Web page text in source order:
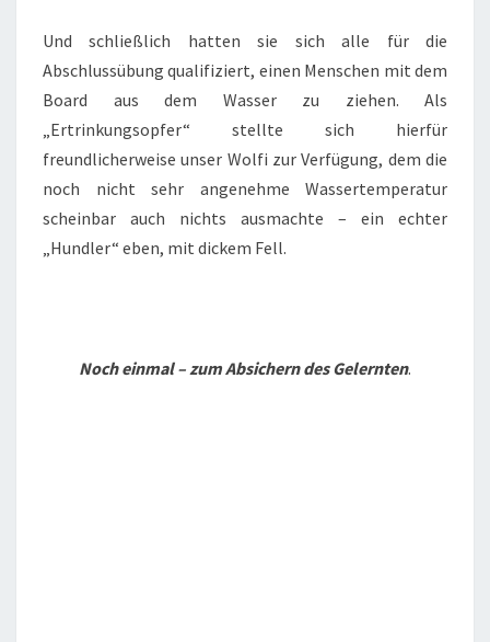
Und schließlich hatten sie sich alle für die
Abschlussübung qualifiziert, einen Menschen mit dem
Board aus dem Wasser zu ziehen. Als
„Ertrinkungsopfer“ stellte sich hierfür
freundlicherweise unser Wolfi zur Verfügung, dem die
noch nicht sehr angenehme Wassertemperatur
scheinbar auch nichts ausmachte – ein echter
„Hundler“ eben, mit dickem Fell.
Noch einmal – zum Absichern des Gelernten.